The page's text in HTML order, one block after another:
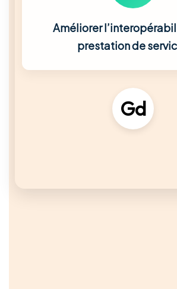
Améliorer
prestation de
Gd